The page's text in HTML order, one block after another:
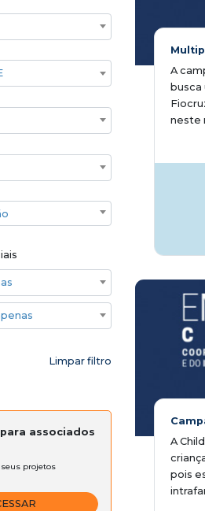
ações emergenciais
ações emergenciais
Limpar filtro
associados
projetos
A
busca
neste
A
pois